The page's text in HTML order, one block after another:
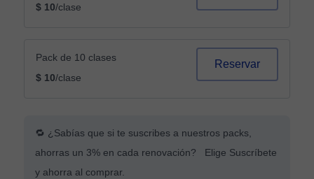
$ 10/clase
Pack de 10 clases
$ 10/clase
Reservar
🔁 ¿Sabías que si te suscribes a nuestros packs,
ahorras un 3% en cada renovación? Elige Suscríbete
y ahorra al comprar.